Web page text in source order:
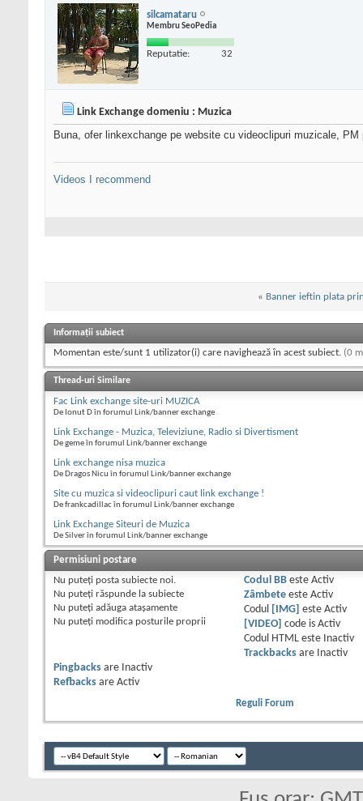
silcamataru
Membru SeoPedia
Reputatie: 32
Link Exchange domeniu : Muzica
Buna, ofer linkexchange pe website cu videoclipuri muzicale, PM
Videos I recommend
« Banner ieftin plata
Informații subiect
Momentan este/sunt 1 utilizator(i) care navighează în acest subiect. (0
Thread-uri Similare
Fac Link exchange site-uri MUZICA
De Ionut D în forumul Link/banner exchange
Link Exchange - Muzica, Televiziune, Radio si Divertisment
De geme în forumul Link/banner exchange
Link exchange nisa muzica
De Dragos Nicu în forumul Link/banner exchange
Site cu muzica si videoclipuri caut link exchange !
De frankcadillac în forumul Link/banner exchange
Link Exchange Siteuri de Muzica
De Silver în forumul Link/banner exchange
Permisiuni postare
Nu puteţi posta subiecte noi.
Nu puteţi răspunde la subiecte
Nu puteţi adăuga ataşamente
Nu puteţi modifica posturile proprii
Codul BBeste Activ
Zâmbeteeste Activ
Codul
[IMG] este Activ
[VIDEO]
code is Activ
Codul HTML este
Inactiv
Trackbacksare
Inactiv
Pingbacks are
Inactiv
Refbacks are Activ
Reguli Forum